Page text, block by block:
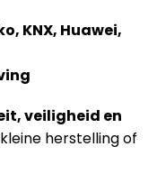
KNX, Huawei,
veiligheid en
herstelling of